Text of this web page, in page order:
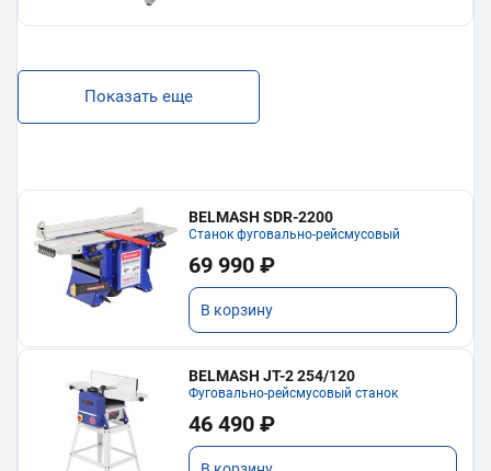
Показать еще
BELMASH SDR-2200
Станок фуговально-рейсмусовый
69 990 ₽
В корзину
BELMASH JT-2 254/120
Фуговально-рейсмусовый станок
46 490 ₽